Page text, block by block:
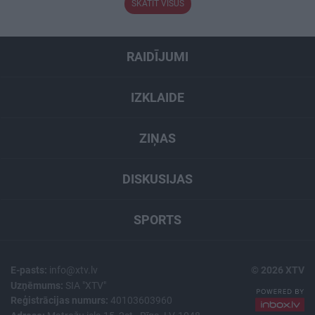
SKATĪT VISUS
RAIDĪJUMI
IZKLAIDE
ZIŅAS
DISKUSIJAS
SPORTS
E-pasts: info@xtv.lv
Uzņēmums: SIA "XTV"
Reģistrācijas numurs: 40103603960
© 2026 XTV